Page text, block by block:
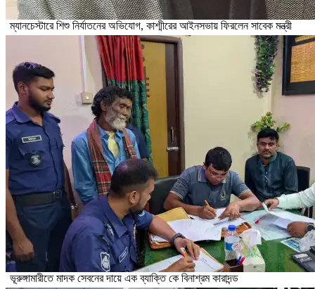
ম্যানচেস্টারে শিশু নির্যাতনের অভিযোগ, কাশ্মীরের আইনসভায় ফিরলেন সাবেক মন্ত্রী
ভূরুঙ্গামারীতে মাদক সেবনের দায়ে এক ব্যাক্তি কে বিনাশ্রম কারাদন্ড